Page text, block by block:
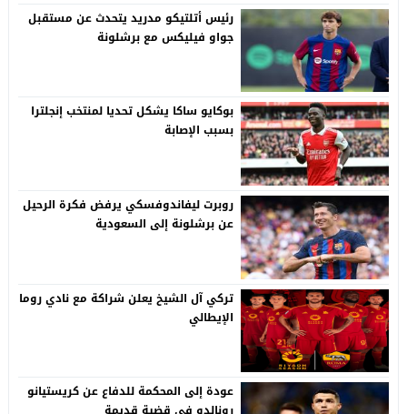
رئيس أتلتيكو مدريد يتحدث عن مستقبل
جواو فيليكس مع برشلونة
بوكايو ساكا يشكل تحديا لمنتخب إنجلترا
بسبب الإصابة
روبرت ليفاندوفسكي يرفض فكرة الرحيل
عن برشلونة إلى السعودية
تركي آل الشيخ يعلن شراكة مع نادي روما
الإيطالي
عودة إلى المحكمة للدفاع عن كريستيانو